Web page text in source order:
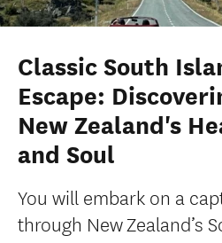
Classic South
Escape:
New Zealand's
and Soul
You will embark on a
through New Zealand’s